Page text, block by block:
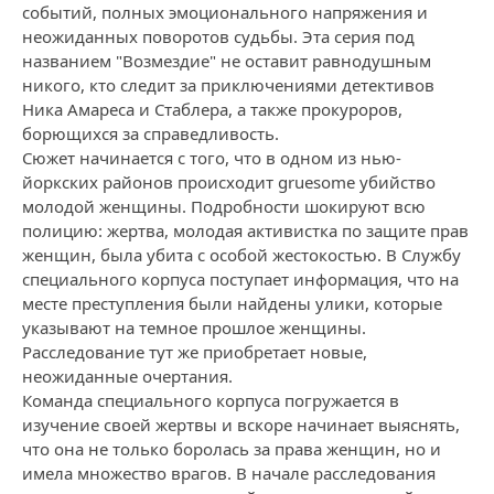
событий, полных эмоционального напряжения и
неожиданных поворотов судьбы. Эта серия под
названием "Возмездие" не оставит равнодушным
никого, кто следит за приключениями детективов
Ника Амареса и Стаблера, а также прокуроров,
борющихся за справедливость.
Сюжет начинается с того, что в одном из нью-
йоркских районов происходит gruesome убийство
молодой женщины. Подробности шокируют всю
полицию: жертва, молодая активистка по защите прав
женщин, была убита с особой жестокостью. В Службу
специального корпуса поступает информация, что на
месте преступления были найдены улики, которые
указывают на темное прошлое женщины.
Расследование тут же приобретает новые,
неожиданные очертания.
Команда специального корпуса погружается в
изучение своей жертвы и вскоре начинает выяснять,
что она не только боролась за права женщин, но и
имела множество врагов. В начале расследования